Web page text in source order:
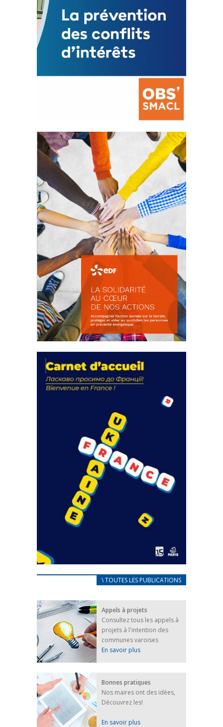
La prévention des conflits
d’intérêts
18 septembre 2023
FEUILLETER
actions
18 septembre 2023
FEUILLETER
CARNET D’ACCUEIL
25 avril 2022
Afin d’accompagner au mieux les réfugiés
ukrainiens arrivés en France,...
FEUILLETER
\ TOUTES LES PUBLICATIONS
Appels à projets
Consultez tous les appels à
projets à l'intention des
communes varoises
En savoir plus
Bonnes pratiques
Nos maires ont des idées,
Découvrez les!
En savoir plus